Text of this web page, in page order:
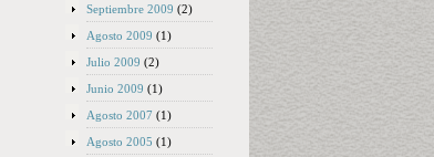
Septiembre 2009 (2)
Agosto 2009 (1)
Julio 2009 (2)
Junio 2009 (1)
Agosto 2007 (1)
Agosto 2005 (1)